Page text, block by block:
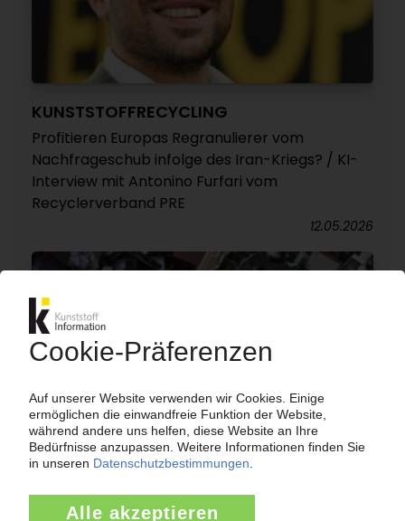
KUNSTSTOFFRECYCLING
Profitieren Europas Regranulierer vom
Nachfrageschub infolge des Iran-Kriegs? / KI-
Interview mit Antonino Furfari vom
Recyclerverband PRE
12.05.2026